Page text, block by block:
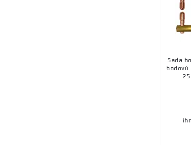
Sada
bodovú